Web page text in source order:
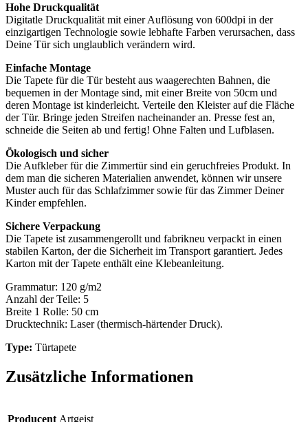
Hohe Druckqualität
Digitatle Druckqualität mit einer Auflösung von 600dpi in der
einzigartigen Technologie sowie lebhafte Farben verursachen, dass
Deine Tür sich unglaublich verändern wird.
Einfache Montage
Die Tapete für die Tür besteht aus waagerechten Bahnen, die
bequemen in der Montage sind, mit einer Breite von 50cm und
deren Montage ist kinderleicht. Verteile den Kleister auf die Fläche
der Tür. Bringe jeden Streifen nacheinander an. Presse fest an,
schneide die Seiten ab und fertig! Ohne Falten und Lufblasen.
Ökologisch und sicher
Die Aufkleber für die Zimmertür sind ein geruchfreies Produkt. In
dem man die sicheren Materialien anwendet, können wir unsere
Muster auch für das Schlafzimmer sowie für das Zimmer Deiner
Kinder empfehlen.
Sichere Verpackung
Die Tapete ist zusammengerollt und fabrikneu verpackt in einen
stabilen Karton, der die Sicherheit im Transport garantiert. Jedes
Karton mit der Tapete enthält eine Klebeanleitung.
Grammatur: 120 g/m2
Anzahl der Teile: 5
Breite 1 Rolle: 50 cm
Drucktechnik: Laser (thermisch-härtender Druck).
Type: Türtapete
Zusätzliche Informationen
Producent Artgeist